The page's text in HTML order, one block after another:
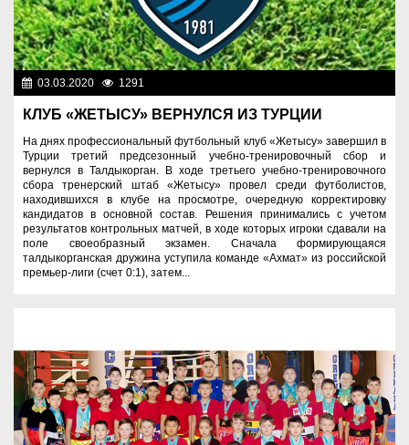
03.03.2020 1291
КЛУБ «ЖЕТЫСУ» ВЕРНУЛСЯ ИЗ ТУРЦИИ
На днях профессиональный футбольный клуб «Жетысу» завершил в
Турции третий предсезонный учебно-тренировочный сбор и
вернулся в Талдыкорган. В ходе третьего учебно-тренировочного
сбора тренерский штаб «Жетысу» провел среди футболистов,
находившихся в клубе на просмотре, очередную корректировку
кандидатов в основной состав. Решения принимались с учетом
результатов контрольных матчей, в ходе которых игроки сдавали на
поле своеобразный экзамен. Сначала формирующаяся
талдыкорганская дружина уступила команде «Ахмат» из российской
премьер-лиги (счет 0:1), затем...